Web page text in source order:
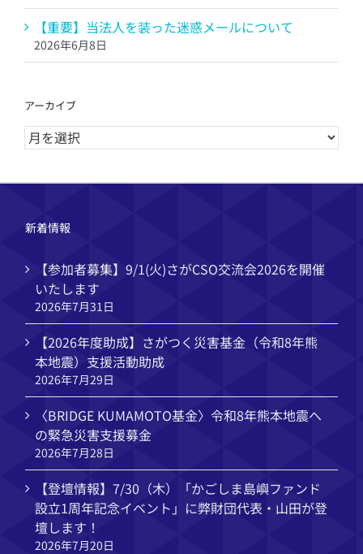
【重要】当法人を装った迷惑メールについて
2026年6月8日
アーカイブ
ア
ー
新着情報
【参加者募集】9/1(火)さがCSO交流会2026を開催
いたします
2026年7月31日
【2026年度助成】さがつく災害基金（令和8年熊
本地震）支援活動助成
2026年7月29日
〈BRIDGE KUMAMOTO基金〉令和8年熊本地震へ
の緊急災害支援募金
2026年7月28日
【登壇情報】7/30（木）「かごしま島嶼ファンド
設立1周年記念イベント」に弊財団代表・山田が登
壇します！
2026年7月20日